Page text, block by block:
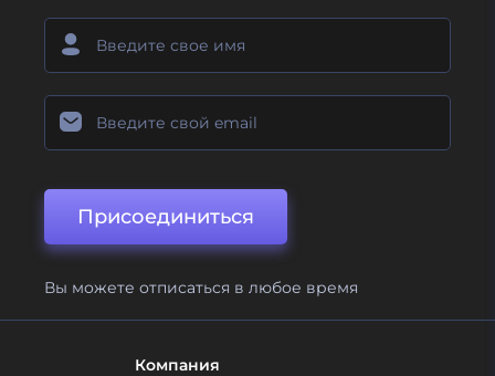
Присоединиться
Вы можете отписаться в любое время
Компания